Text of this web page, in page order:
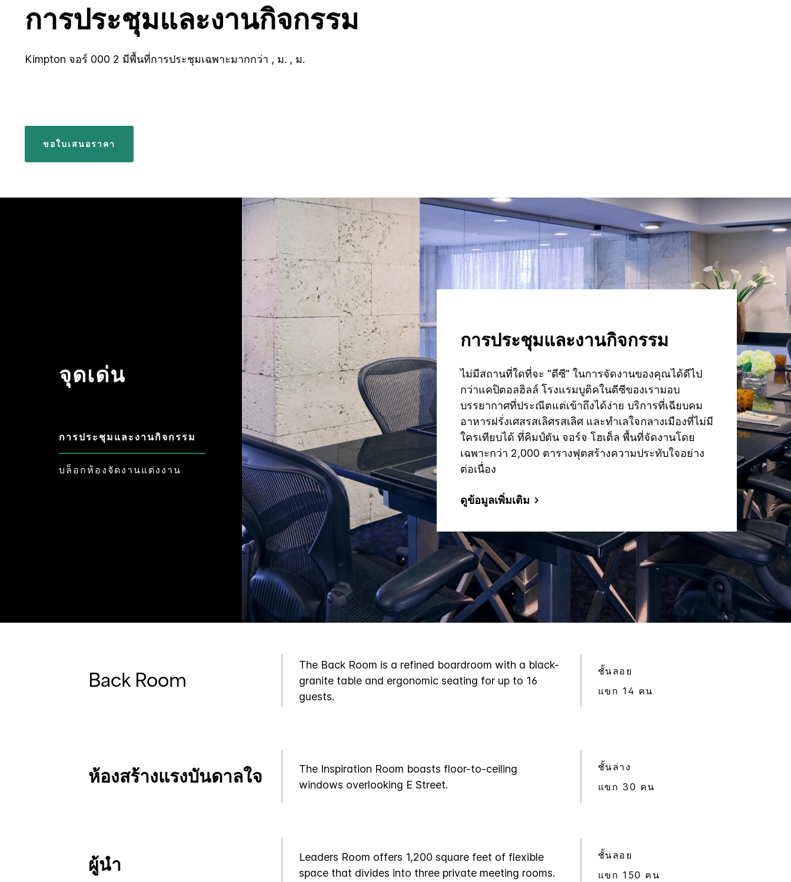
การประชุมและงานกิจกรรม
Kimpton จอร์ 000 2 มีพื้นที่การประชุมเฉพาะมากกว่า , ม. , ม.
ขอใบเสนอราคา
จุดเด่น
การประชุมและงานกิจกรรม
บล็อกห้องจัดงานแต่งงาน
การประชุมและงานกิจกรรม
ไม่มีสถานที่ใดที่จะ "ดีซี" ในการจัดงานของคุณได้ดีไป
กว่าแคปิตอลฮิลล์ โรงแรมบูติคในดีซีของเรามอบ
บรรยากาศที่ประณีตแต่เข้าถึงได้ง่าย บริการที่เฉียบคม
อาหารฝรั่งเศสรสเลิศรสเลิศ และทำเลใจกลางเมืองที่ไม่มี
ใครเทียบได้ ที่คิมป์ตัน จอร์จ โฮเต็ล พื้นที่จัดงานโดย
เฉพาะกว่า 2,000 ตารางฟุตสร้างความประทับใจอย่าง
ต่อเนื่อง
ดูข้อมูลเพิ่มเติม
Back Room
The Back Room is a refined boardroom with a black-
granite table and ergonomic seating for up to 16
guests.
ชั้นลอย
แขก 14 คน
ห้องสร้างแรงบันดาลใจ
The Inspiration Room boasts floor-to-ceiling
windows overlooking E Street.
ชั้นล่าง
แขก 30 คน
ผู้นำ
Leaders Room offers 1,200 square feet of flexible
space that divides into three private meeting rooms.
ชั้นลอย
แขก 150 คน